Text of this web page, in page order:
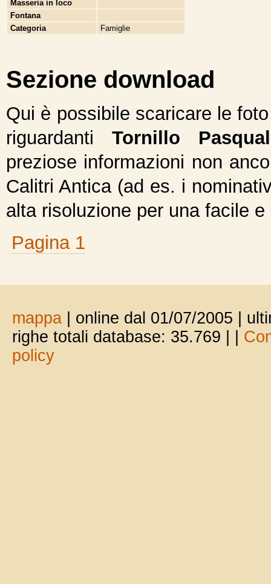
Masseria in loco
Fontana
Categoria
Famiglie
Sezione download
Qui è possibile scaricare le
riguardanti Tornillo
preziose informazioni non
Calitri Antica (ad es. i
alta risoluzione per una facile
Pagina 1
mappa | online dal 01/07/2005 |
righe totali database: 35.769 |
policy